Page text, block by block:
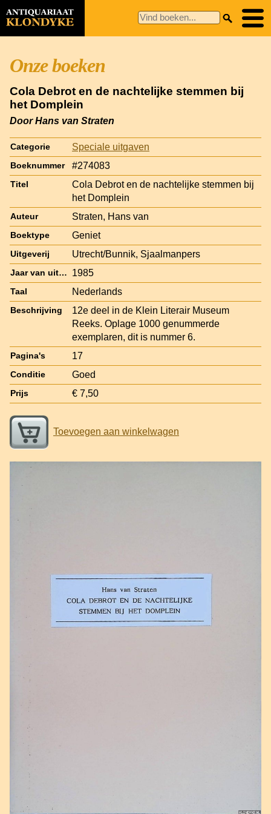
Onze boeken
Cola Debrot en de nachtelijke stemmen bij
het Domplein
Door Hans van Straten
Categorie Speciale uitgaven
Boeknummer #274083
Titel
Cola Debrot en de nachtelijke stemmen bij
het Domplein
Auteur Straten, Hans van
Boektype Geniet
Uitgeverij Utrecht/Bunnik, Sjaalmanpers
Jaar van uitgave 1985
Taal Nederlands
Beschrijving
12e deel in de Klein Literair Museum
Reeks. Oplage 1000 genummerde
exemplaren, dit is nummer 6.
Pagina's 17
Conditie Goed
Prijs € 7,50
Toevoegen aan winkelwagen